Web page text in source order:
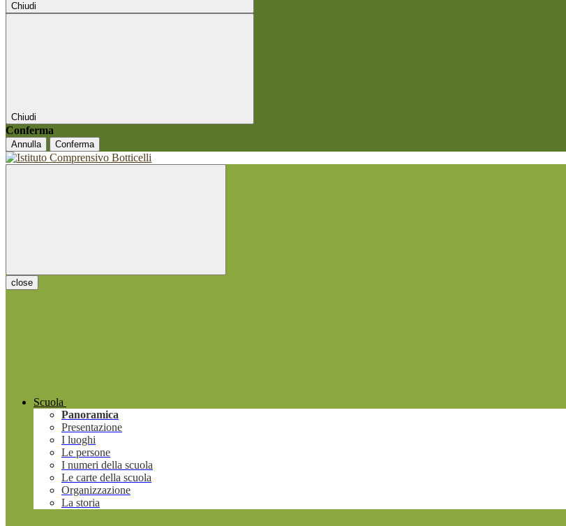
Chiudi
Chiudi
Conferma
Annulla Conferma
close
Scuola
Panoramica
Presentazione
I luoghi
Le persone
I numeri della scuola
Le carte della scuola
Organizzazione
La storia